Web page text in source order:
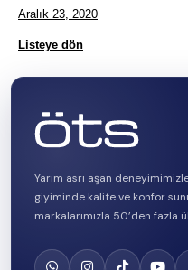
Aralık 23, 2020
Listeye dön
Yarım asrı aşan
giyiminde kalite ve konfor
markalarımızla 50’den fazla